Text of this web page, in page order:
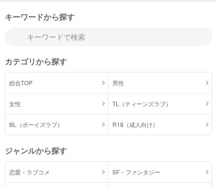
キーワードから探す
カテゴリから探す
総合TOP 男性
女性 TL（ティーンズラブ）
BL（ボーイズラブ） R18（成人向け）
ジャンルから探す
恋愛・ラブコメ SF・ファンタジー